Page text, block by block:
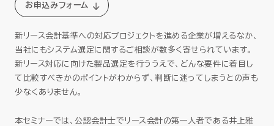
お役立ち情報
採用
お申込みフォーム
新リース会計基準への対応プロジェクトを進める企業が増えるなか、
当社にもシステム選定に関するご相談が数多く寄せられています。
新リース対応に向けた製品選定を行ううえで、どんな要件に着目し
て比較すべきかのポイントがわからず、判断に迷ってしまうとの声も
少なくありません。
本セミナーでは、公認会計士でリース会計の第一人者である井上雅